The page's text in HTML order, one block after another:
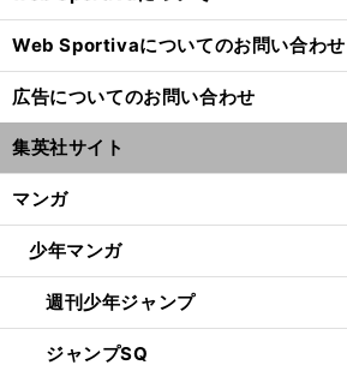
Web Sportivaについてのお問い合わせ
広告についてのお問い合わせ
集英社サイト
マンガ
少年マンガ
週刊少年ジャンプ
ジャンプSQ